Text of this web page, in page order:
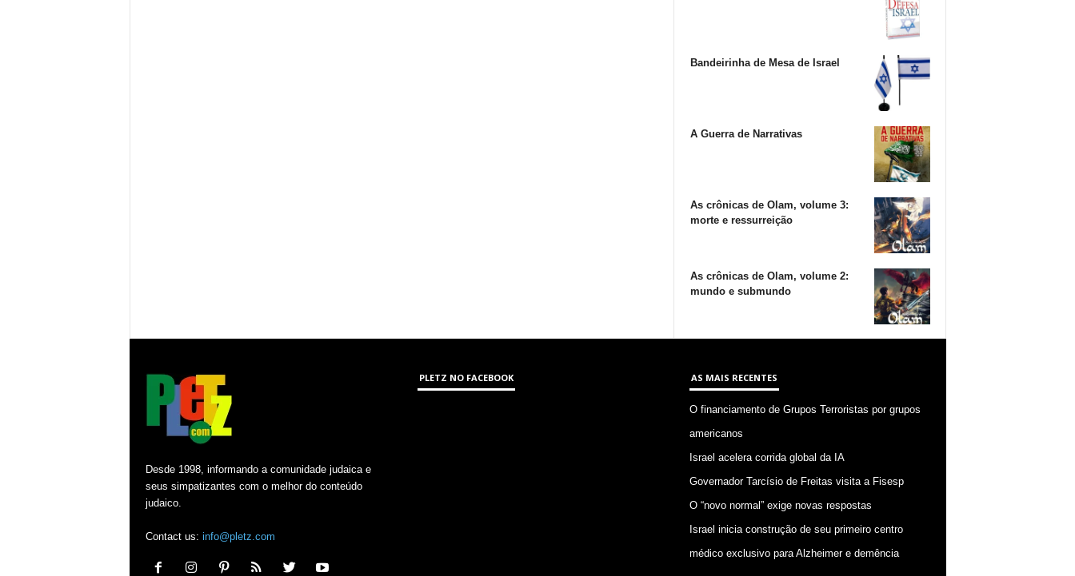
Bandeirinha de Mesa de Israel
A Guerra de Narrativas
As crônicas de Olam, volume 3:
morte e ressurreição
As crônicas de Olam, volume 2:
mundo e submundo
Desde 1998, informando a comunidade judaica e
seus simpatizantes com o melhor do conteúdo
judaico.
Contact us: info@pletz.com
PLETZ NO FACEBOOK AS MAIS RECENTES
O financiamento de Grupos Terroristas por grupos
americanos
Israel acelera corrida global da IA
Governador Tarcísio de Freitas visita a Fisesp
O “novo normal” exige novas respostas
Israel inicia construção de seu primeiro centro
médico exclusivo para Alzheimer e demência